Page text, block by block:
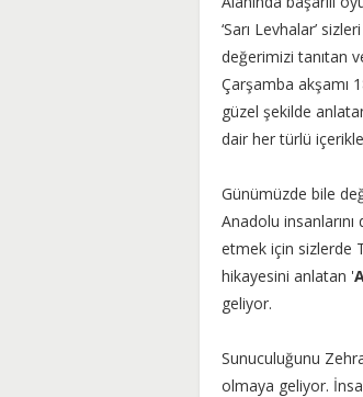
‘Sarı Levhalar’
değerimizi tanıtan
Çarşamba akşamı
güzel şekilde
dair her türlü
Günümüzde bile
Anadolu
etmek için sizlerde
hikayesini anlatan '
geliyor.
Sunuculuğunu
olmaya geliyor.